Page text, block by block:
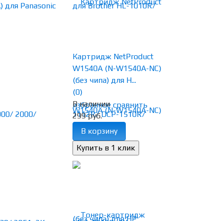
избранное сравнить
Картридж NetProduct
W1540A (N-W1540A-NC)
(без чипа) для H...
(0)
В наличии
299 руб.
В корзину